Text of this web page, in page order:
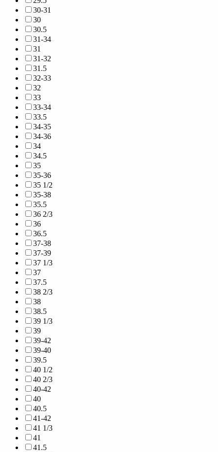
30-31
30
30.5
31-34
31
31-32
31.5
32-33
32
33
33-34
33.5
34-35
34-36
34
34.5
35
35-36
35 1/2
35-38
35.5
36 2/3
36
36.5
37-38
37-39
37 1/3
37
37.5
38 2/3
38
38.5
39 1/3
39
39-42
39-40
39.5
40 1/2
40 2/3
40-42
40
40.5
41-42
41 1/3
41
41.5